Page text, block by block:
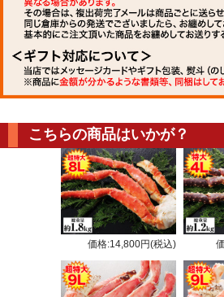
こちらの商品はいかが？
価格:14,800円(税込)